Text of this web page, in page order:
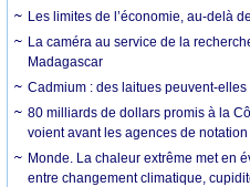
Les limites de l’économie, au-delà
La caméra au service de la
Madagascar
Cadmium : des laitues peuvent-
80 milliards de dollars promis à la
voient avant les agences de notation
Monde. La chaleur extrême met en
entre changement climatique,